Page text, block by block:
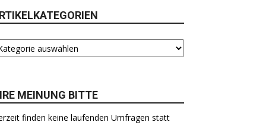
MEINUNG BITTE
finden keine laufenden Umfragen statt